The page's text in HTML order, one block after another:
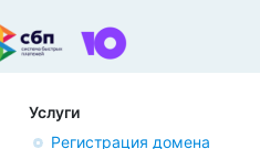
Услуги
Регистрация домена